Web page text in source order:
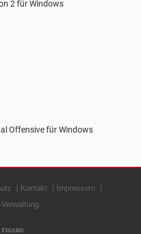
2 für Windows
Offensive für Windows
Kontakt
Impressum